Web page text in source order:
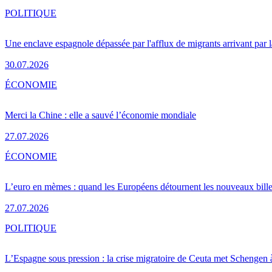
Une enclave espagnole dépassée par l'afflux de migrants arrivant par
30.07.2026
POLITIQUE
Merci la Chine : elle a sauvé l’économie mondiale
27.07.2026
ÉCONOMIE
L’euro en mèmes : quand les Européens détournent les nouveaux
27.07.2026
ÉCONOMIE
L’Espagne sous pression : la crise migratoire de Ceuta met Schengen
POLITIQUE